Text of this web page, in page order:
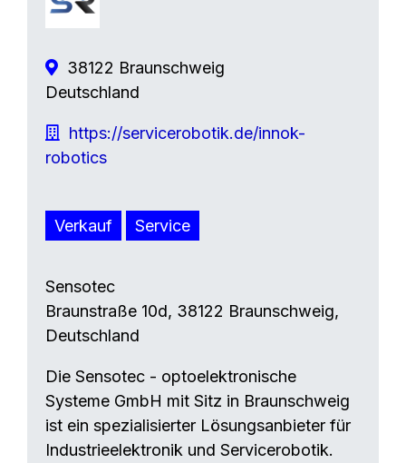
38122 Braunschweig
Deutschland
https://servicerobotik.de/innok-
robotics
Verkauf Service
Sensotec
Braunstraße 10d, 38122 Braunschweig,
Deutschland
Die Sensotec - optoelektronische
Systeme GmbH mit Sitz in Braunschweig
ist ein spezialisierter Lösungsanbieter für
Industrieelektronik und Servicerobotik.